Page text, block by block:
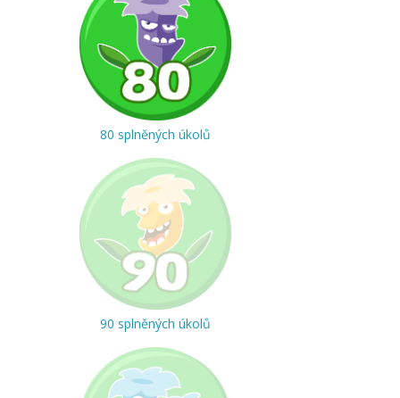
80 splněných úkolů
90 splněných úkolů